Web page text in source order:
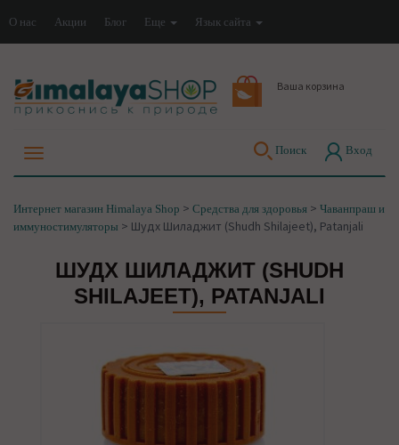
О нас Акции Блог Еще Язык сайта
Ваша корзина
Поиск Вход
Интернет магазин Himalaya Shop > Средства для здоровья > Чаванпраш и
иммуностимуляторы > Шудх Шиладжит (Shudh Shilajeet), Patanjali
ШУДХ ШИЛАДЖИТ (SHUDH
SHILAJEET), PATANJALI